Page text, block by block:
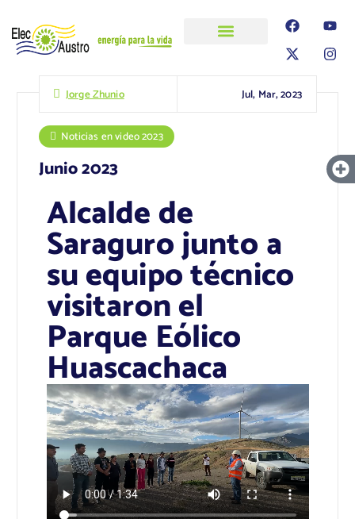
Jorge Zhunio Jul, Mar, 2023
Noticias en video 2023
Junio 2023
Alcalde de
Saraguro junto a
su equipo técnico
visitaron el
Parque Eólico
Huascachaca